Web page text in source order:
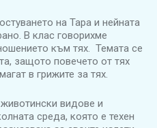
на Тара и нейната
В клас говорихме
към тях. Темата се
защото повечето от тях
в грижите за тях.
видове и
среда, която е техен